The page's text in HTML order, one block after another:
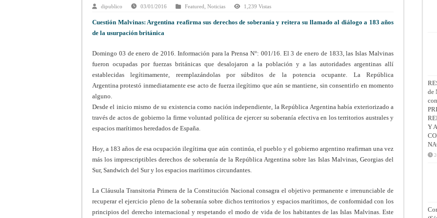
dipublico 03/01/2016 Featured Noticias 1,239 Vistas
Cuestión Malvinas: Argentina reafirma sus derechos de soberanía y reitera su llamado al diálogo a 183 años
de la usurpación británica
Domingo 03 de enero de 2016. Información para la Prensa N°: 001/16. El 3 de enero de 1833, las Islas Malvinas
fueron ocupadas por fuerzas británicas que desalojaron a la población y a las autoridades argentinas allí
establecidas legítimamente, reemplazándolas por súbditos de la potencia ocupante. La República
Argentina protestó inmediatamente ese acto de fuerza ilegítimo que aún se mantiene, sin consentirlo en momento
alguno.
Desde el inicio mismo de su existencia como nación independiente, la República Argentina había exteriorizado a
través de actos de gobierno la firme voluntad política de ejercer su soberanía efectiva en los territorios australes y
espacios marítimos heredados de España.
Hoy, a 183 años de esa ocupación ilegítima que aún continúa, el pueblo y el gobierno argentino reafirman una vez
más los imprescriptibles derechos de soberanía de la República Argentina sobre las Islas Malvinas, Georgias del
Sur, Sandwich del Sur y los espacios marítimos circundantes.
La Cláusula Transitoria Primera de la Constitución Nacional consagra el objetivo permanente e irrenunciable de
recuperar el ejercicio pleno de la soberanía sobre dichos territorios y espacios marítimos, de conformidad con los
principios del derecho internacional y respetando el modo de vida de los habitantes de las Islas Malvinas. Este
de
Y